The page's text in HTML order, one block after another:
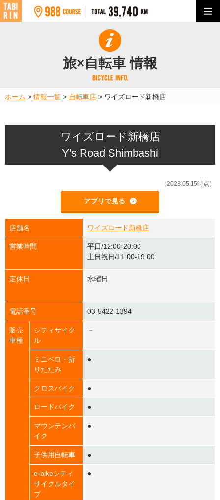
旅×自転車 情報
ホーム >情報一覧 > 自転車店 > ワイズロード新橋店
ワイズロード新橋店
Y's Road Shimbashi
（2023.05.15時点）
アプリで見る
店舗名 ワイズロード新橋店
営業時間
平日/12:00-20:00
土日祝日/11:00-19:00
定休日 水曜日
電話番号 03-5422-1394
販売
車種
シティサイク
ル
－
ミニベロ・折
りたたみ
●
クロスバイク ●
ロードバイク ●
マウンテンバ
イク
●
子供用自転車 ●
e-bikeシティ
サイクルタイ
プ
●